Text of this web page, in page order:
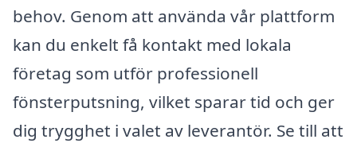
behov. Genom att använda vår plattform
kan du enkelt få kontakt med lokala
företag som utför professionell
fönsterputsning, vilket sparar tid och ger
dig trygghet i valet av leverantör. Se till att